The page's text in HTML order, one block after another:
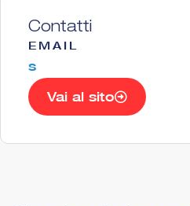
Contatti
EMAIL
s
Vai al sito